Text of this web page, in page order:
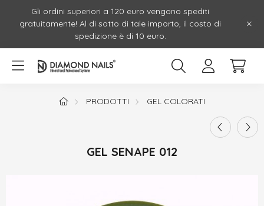
Gli ordini superiori a 120 euro vengono spediti
gratuitamente! Al di sotto di tale importo, il costo di
spedizione è di 10 euro.
PRODOTTI GEL COLORATI
GEL SENAPE 012